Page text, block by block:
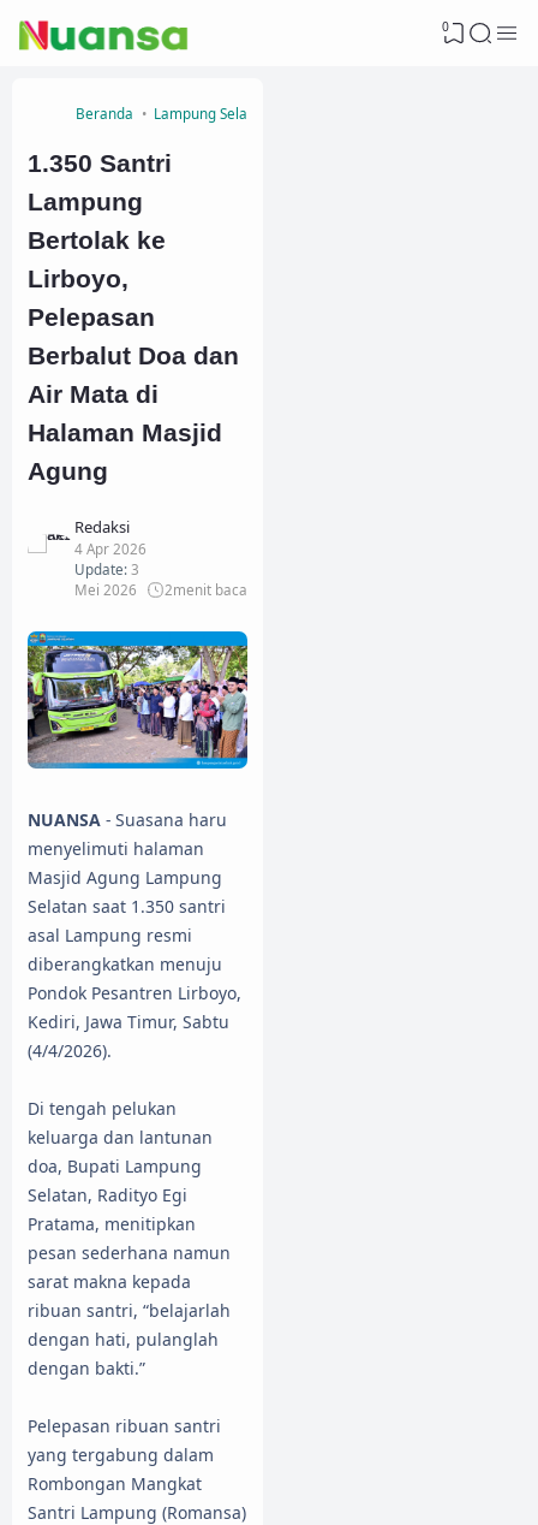
0
Beranda Lampung Selatan
1.350 Santri
Lampung
Bertolak ke
Lirboyo,
Pelepasan
Berbalut Doa dan
Air Mata di
Halaman Masjid
Agung
Redaksi
4 Apr 2026
Update: 3
Mei 2026
2menit baca
NUANSA - Suasana haru
menyelimuti halaman
Masjid Agung Lampung
Selatan saat 1.350 santri
asal Lampung resmi
diberangkatkan menuju
Pondok Pesantren Lirboyo,
Kediri, Jawa Timur, Sabtu
(4/4/2026).
Di tengah pelukan
keluarga dan lantunan
doa, Bupati Lampung
Selatan, Radityo Egi
Pratama, menitipkan
pesan sederhana namun
sarat makna kepada
ribuan santri, “belajarlah
dengan hati, pulanglah
dengan bakti.”
Pelepasan ribuan santri
yang tergabung dalam
Rombongan Mangkat
Santri Lampung (Romansa)